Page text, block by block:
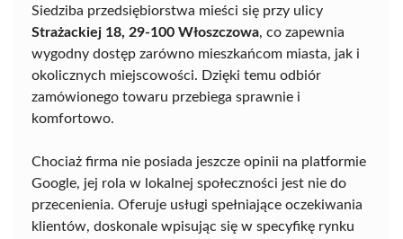
Siedziba przedsiębiorstwa mieści się przy ulicy
Strażackiej 18, 29-100 Włoszczowa, co zapewnia
wygodny dostęp zarówno mieszkańcom miasta, jak i
okolicznych miejscowości. Dzięki temu odbiór
zamówionego towaru przebiega sprawnie i
komfortowo.
Chociaż firma nie posiada jeszcze opinii na platformie
Google, jej rola w lokalnej społeczności jest nie do
przecenienia. Oferuje usługi spełniające oczekiwania
klientów, doskonale wpisując się w specyfikę rynku